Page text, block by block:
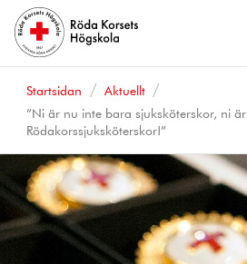
Startsidan
Aktuellt
”Ni är nu inte bara sjuksköterskor, ni är
Rödakorssjuksköterskor!”